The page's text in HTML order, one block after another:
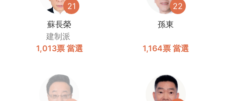
21
蘇長榮
建制派
1,013票 當選
22
孫東
1,164票 當選